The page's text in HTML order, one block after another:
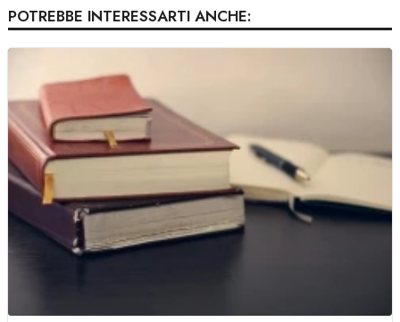
POTREBBE INTERESSARTI ANCHE: